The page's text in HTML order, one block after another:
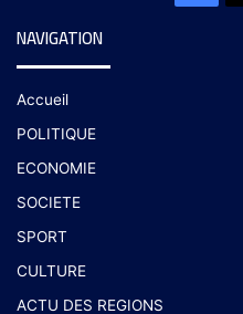
NAVIGATION
Accueil
POLITIQUE
ECONOMIE
SOCIETE
SPORT
CULTURE
ACTU DES REGIONS